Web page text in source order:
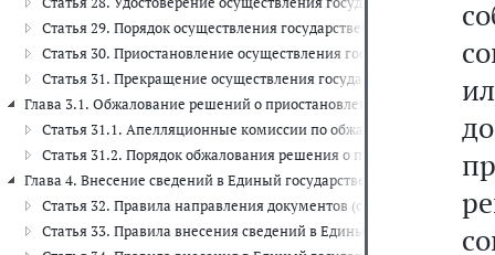
Статья 29. Порядок осуществления государственного
Статья 30. Приостановление осуществления государственного
Статья 31. Прекращение осуществления государственного
Глава 3.1. Обжалование решений о приостановлении осуществления
Статья 31.1. Апелляционные комиссии по обжалованию решений о
Статья 31.2. Порядок обжалования решения о приостановлении
Глава 4. Внесение сведений в Единый государственный реестр
Статья 32. Правила направления документов (содержащихся в
Статья 33. Правила внесения сведений в Единый